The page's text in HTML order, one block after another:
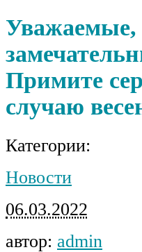
Уважаемые,
Примите
случаю
Категории:
Новости
06.03.2022
автор: admin